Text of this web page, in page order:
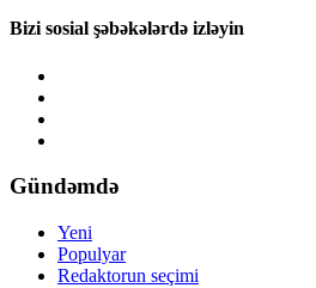
Bizi sosial şəbəkələrdə izləyin
Gündəmdə
Yeni
Populyar
Redaktorun seçimi